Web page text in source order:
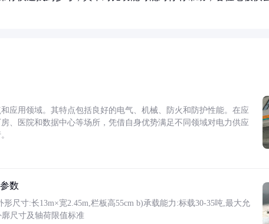
应用领域。其特点包括良好的电气、机械、防火和防护性能。在应
、医院和数据中心等场所，凭借自身优势满足不同领域对电力供应
数
尺寸:长13m×宽2.45m,栏板高55cm b)承载能力:标载30-35吨,最大允
尺寸及轴荷限值标准